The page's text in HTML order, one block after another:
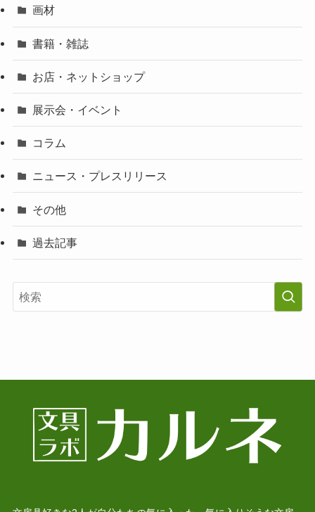
画材
書籍・雑誌
お店・ネットショップ
展示会・イベント
コラム
ニュース・プレスリリース
その他
過去記事